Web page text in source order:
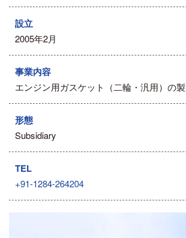
設立
2005年2月
事業内容
エンジン用ガスケット（二輪・汎用）の
形態
Subsidiary
TEL
+91-1284-264204